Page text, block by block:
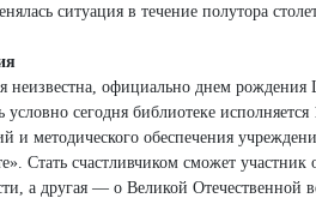
ситуация в течение полутора
неизвестна, официально днем
условно сегодня библиотеке
и методического обеспечения
Стать счастливчиком сможет
а другая — о Великой